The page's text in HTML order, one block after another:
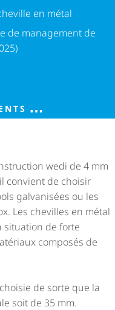
en métal
en métal
de management de
de l’énergie
wedi de 4 mm
convient de choisir
galvanisées ou les
Les chevilles en métal
situation de forte
composés de
de sorte que la
soit de 35 mm.